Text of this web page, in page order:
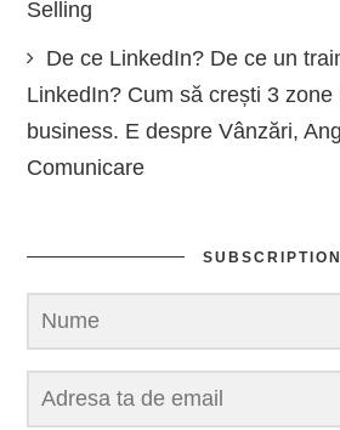
Selling
De ce LinkedIn? De ce un
LinkedIn? Cum să crești 3
business. E despre Vânzări,
Comunicare
SUBSCRIPTION